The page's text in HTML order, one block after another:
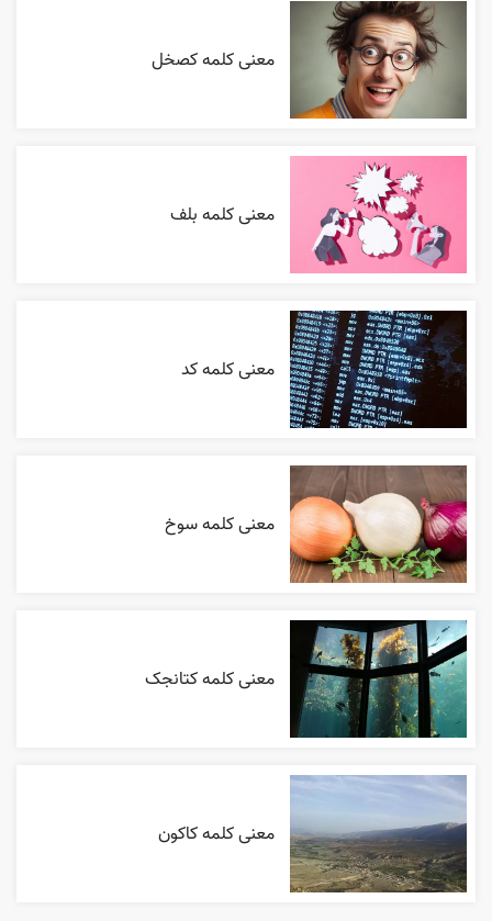
معنی کلمه کصخل
معنی کلمه بلف
معنی کلمه کد
معنی کلمه سوخ
معنی کلمه کتانجک
معنی کلمه کاکون